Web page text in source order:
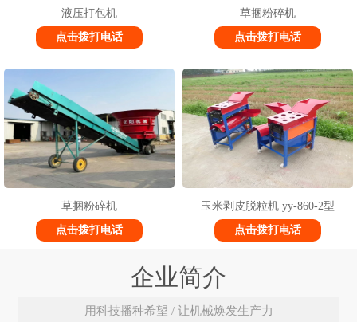
液压打包机
点击拨打电话
草捆粉碎机
点击拨打电话
草捆粉碎机
点击拨打电话
玉米剥皮脱粒机 yy-860-2型
点击拨打电话
企业简介
用科技播种希望 / 让机械焕发生产力